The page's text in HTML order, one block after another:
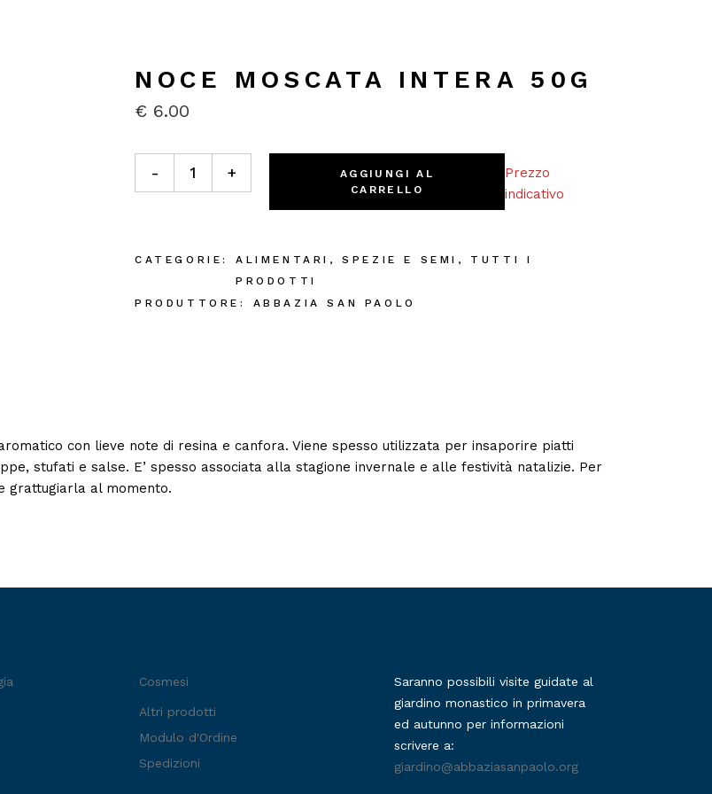
NOCE MOSCATA INTERA 50G
€ 6.00
Noce Moscata Intera 50g quantity
- +
AGGIUNGI AL
CARRELLO
Prezzo
indicativo
CATEGORIE: ALIMENTARI ,SPEZIE E SEMI , TUTTI I
PRODOTTI
PRODUTTORE:
ABBAZIA SAN PAOLO
con lieve note di resina e canfora. Viene spesso utilizzata per insaporire piatti
stufati e salse. E’ spesso associata alla stagione invernale e alle festività natalizie. Per
grattugiarla al momento.
Cosmesi
Altri prodotti
Modulo d'Ordine
Spedizioni
Saranno possibili visite guidate al
giardino monastico in primavera
ed autunno per informazioni
scrivere a:
giardino@abbaziasanpaolo.org